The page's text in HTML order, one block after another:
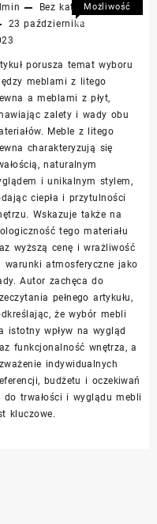
Bez kategorii
23 października
Możliwość
komentowania
litego
drewna
kontra
meble
z
płyt
porusza temat wyboru
meblami z litego
a meblami z płyt,
zalety i wady obu
Meble z litego
charakteryzują się
naturalnym
i unikalnym stylem,
ciepła i przytulności
Wskazuje także na
tego materiału
wyższą cenę i wrażliwość
warunki atmosferyczne jako
Autor zachęca do
pełnego artykułu,
że wybór mebli
istotny wpływ na wygląd
funkcjonalność wnętrza, a
indywidualnych
budżetu i oczekiwań
do trwałości i wyglądu mebli
kluczowe.